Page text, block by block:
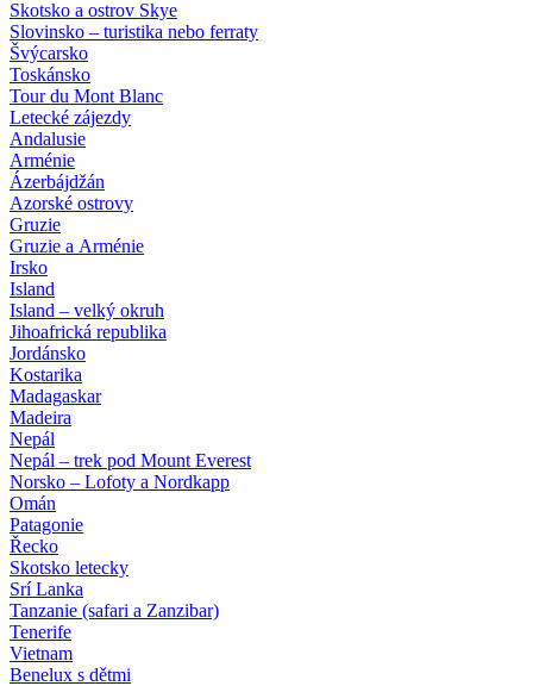
Skotsko a ostrov Skye
Slovinsko – turistika nebo ferraty
Švýcarsko
Toskánsko
Tour du Mont Blanc
Letecké zájezdy
Andalusie
Arménie
Ázerbájdžán
Azorské ostrovy
Gruzie
Gruzie a Arménie
Irsko
Island
Island – velký okruh
Jihoafrická republika
Jordánsko
Kostarika
Madagaskar
Madeira
Nepál
Nepál – trek pod Mount Everest
Norsko – Lofoty a Nordkapp
Omán
Patagonie
Řecko
Skotsko letecky
Srí Lanka
Tanzanie (safari a Zanzibar)
Tenerife
Vietnam
Benelux s dětmi